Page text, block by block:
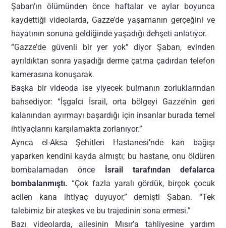
Şaban’ın ölümünden önce haftalar ve aylar boyunca
kaydettiği videolarda, Gazze’de yaşamanın gerçeğini ve
hayatının sonuna geldiğinde yaşadığı dehşeti anlatıyor.
“Gazze’de güvenli bir yer yok” diyor Şaban, evinden
ayrıldıktan sonra yaşadığı derme çatma çadırdan telefon
kamerasına konuşarak.
Başka bir videoda ise yiyecek bulmanın zorluklarından
bahsediyor: “İşgalci İsrail, orta bölgeyi Gazze’nin geri
kalanından ayırmayı başardığı için insanlar burada temel
ihtiyaçlarını karşılamakta zorlanıyor.”
Ayrıca el-Aksa Şehitleri Hastanesi’nde kan bağışı
yaparken kendini kayda almıştı; bu hastane, onu öldüren
bombalamadan önce İsrail tarafından defalarca
bombalanmıştı. “Çok fazla yaralı gördük, birçok çocuk
acilen kana ihtiyaç duyuyor,” demişti Şaban. “Tek
talebimiz bir ateşkes ve bu trajedinin sona ermesi.”
Bazı videolarda, ailesinin Mısır’a tahliyesine yardım